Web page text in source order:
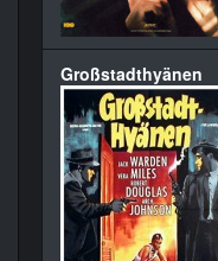
Großstadthyänen